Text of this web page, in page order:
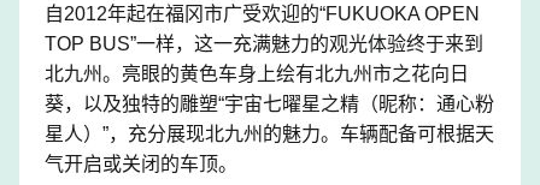
自2012年起在福冈市广受欢迎的“FUKUOKA OPEN
TOP BUS”一样，这一充满魅力的观光体验终于来到
北九州。亮眼的黄色车身上绘有北九州市之花向日
葵，以及独特的雕塑“宇宙七曜星之精（昵称：通心粉
星人）”，充分展现北九州的魅力。车辆配备可根据天
气开启或关闭的车顶。